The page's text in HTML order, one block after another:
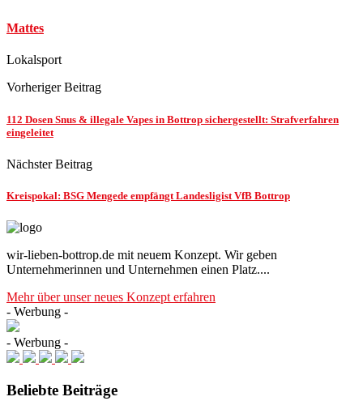
Mattes
Lokalsport
Vorheriger Beitrag
112 Dosen Snus & illegale Vapes in Bottrop sichergestellt: Strafverfahren
eingeleitet
Nächster Beitrag
Kreispokal: BSG Mengede empfängt Landesligist VfB Bottrop
wir-lieben-bottrop.de mit neuem Konzept. Wir geben
Unternehmerinnen und Unternehmen einen Platz....
Mehr über unser neues Konzept erfahren
- Werbung -
- Werbung -
Beliebte Beiträge